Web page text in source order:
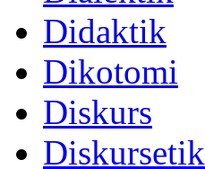
Didaktik
Dikotomi
Diskurs
Diskursetik